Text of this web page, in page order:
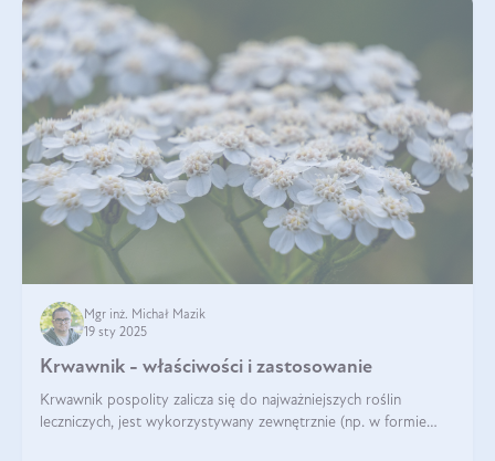
Mgr inż. Michał Mazik
19 sty 2025
Krwawnik - właściwości i zastosowanie
Krwawnik pospolity zalicza się do najważniejszych roślin
leczniczych, jest wykorzystywany zewnętrznie (np. w formie